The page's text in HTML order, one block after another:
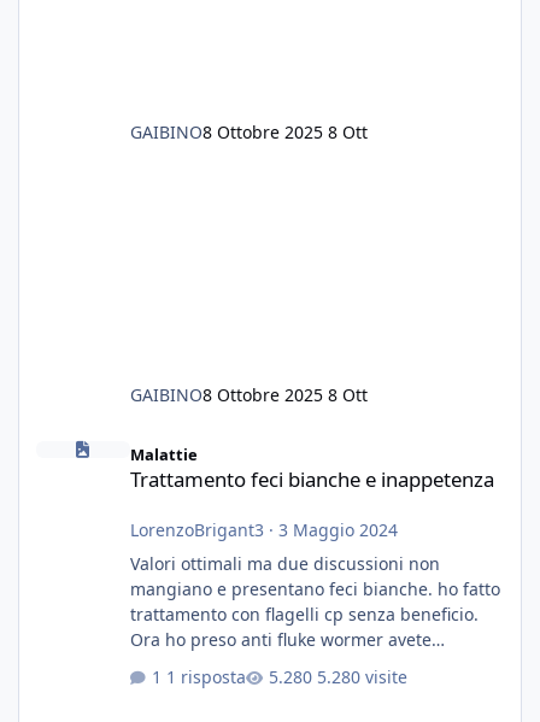
GAIBINO8 Ottobre 2025 8 Ott
GAIBINO8 Ottobre 2025 8 Ott
Trattamento feci bianche e inappetenza
Malattie
Trattamento feci bianche e inappetenza
LorenzoBrigant3 · 3 Maggio 2024
Valori ottimali ma due discussioni non
mangiano e presentano feci bianche. ho fatto
trattamento con flagelli cp senza beneficio.
Ora ho preso anti fluke wormer avete
esperienza nel trattamento con questa
sostanza
1 risposta 5.280 visite